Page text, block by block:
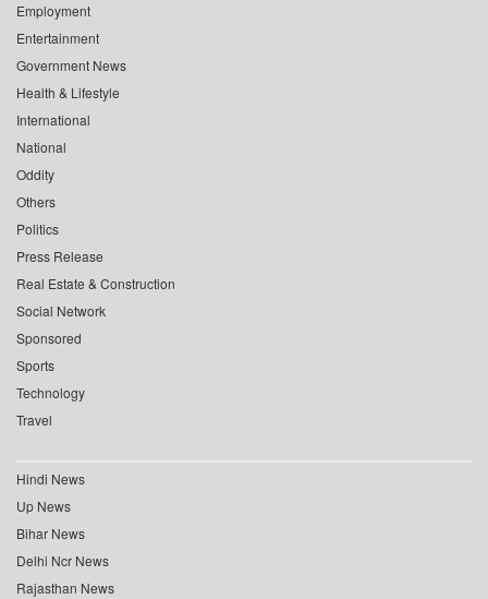
Employment
Entertainment
Government News
Health & Lifestyle
International
National
Oddity
Others
Politics
Press Release
Real Estate & Construction
Social Network
Sponsored
Sports
Technology
Travel
Hindi News
Up News
Bihar News
Delhi Ncr News
Rajasthan News